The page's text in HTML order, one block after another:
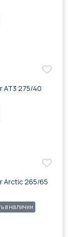
AT3 275/40
Arctic 265/65
в наличии